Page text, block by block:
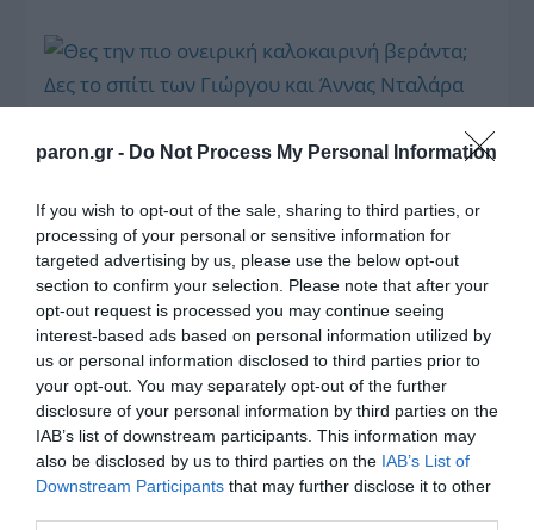
paron.gr - Do Not Process My Personal Information
If you wish to opt-out of the sale, sharing to third parties, or
processing of your personal or sensitive information for
targeted advertising by us, please use the below opt-out
section to confirm your selection. Please note that after your
opt-out request is processed you may continue seeing
interest-based ads based on personal information utilized by
us or personal information disclosed to third parties prior to
your opt-out. You may separately opt-out of the further
disclosure of your personal information by third parties on the
IAB’s list of downstream participants. This information may
also be disclosed by us to third parties on the IAB’s List of
Downstream Participants that may further disclose it to other
Θες την πιο ονειρική καλοκαιρινή βεράντα; Δες το
Tote bag obsession:
Βρήκαμε την τσάντα
που θα «κουβαλήσει»
όλο το καλοκαίρι σου
Το concealer hack της
Hailey Bieber που
χαρίζει instant lifting
στο βλέμμα